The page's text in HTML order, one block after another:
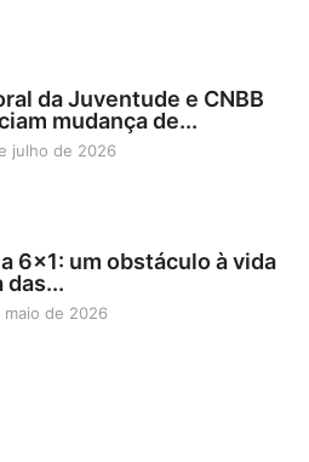
da Juventude e CNBB
mudança de...
julho de 2026
6×1: um obstáculo à vida
das...
maio de 2026